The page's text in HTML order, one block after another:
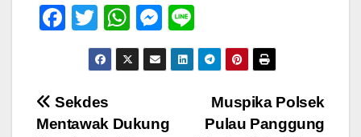
F
e
b
T
wi
tt
er
W
h
at
A
M
e
ss
n
n
e
Navigasi
Muspika Polsek
Pulau Panggung
Sekdes
Mentawak Dukung